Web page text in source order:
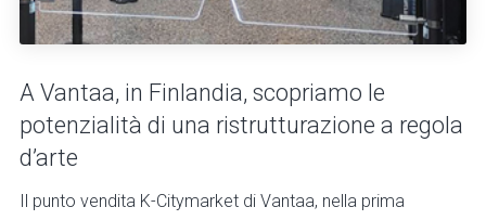
A Vantaa, in Finlandia, scopriamo le
potenzialità di una ristrutturazione a regola
d’arte
Il punto vendita K-Citymarket di Vantaa, nella prima